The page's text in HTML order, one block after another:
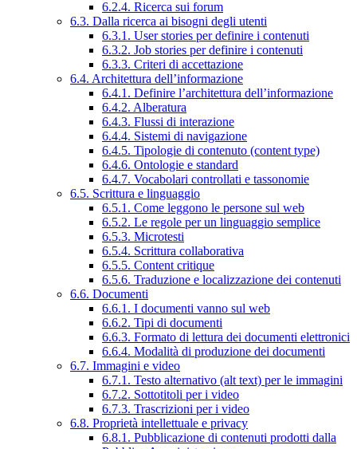
6.2.4. Ricerca sui forum
6.3. Dalla ricerca ai bisogni degli utenti
6.3.1. User stories per definire i contenuti
6.3.2. Job stories per definire i contenuti
6.3.3. Criteri di accettazione
6.4. Architettura dell’informazione
6.4.1. Definire l’architettura dell’informazione
6.4.2. Alberatura
6.4.3. Flussi di interazione
6.4.4. Sistemi di navigazione
6.4.5. Tipologie di contenuto (content type)
6.4.6. Ontologie e standard
6.4.7. Vocabolari controllati e tassonomie
6.5. Scrittura e linguaggio
6.5.1. Come leggono le persone sul web
6.5.2. Le regole per un linguaggio semplice
6.5.3. Microtesti
6.5.4. Scrittura collaborativa
6.5.5. Content critique
6.5.6. Traduzione e localizzazione dei contenuti
6.6. Documenti
6.6.1. I documenti vanno sul web
6.6.2. Tipi di documenti
6.6.3. Formato di lettura dei documenti elettronici
6.6.4. Modalità di produzione dei documenti
6.7. Immagini e video
6.7.1. Testo alternativo (alt text) per le immagini
6.7.2. Sottotitoli per i video
6.7.3. Trascrizioni per i video
6.8. Proprietà intellettuale e privacy
6.8.1. Pubblicazione di contenuti prodotti dalla